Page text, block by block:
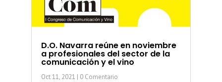
D.O. Navarra reúne en noviembre
a profesionales del sector de la
comunicación y el vino
Oct 11, 2021 | 0 Comentario